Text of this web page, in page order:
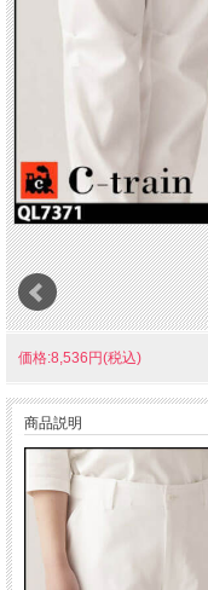
価格:8,536円(税込)
商品説明